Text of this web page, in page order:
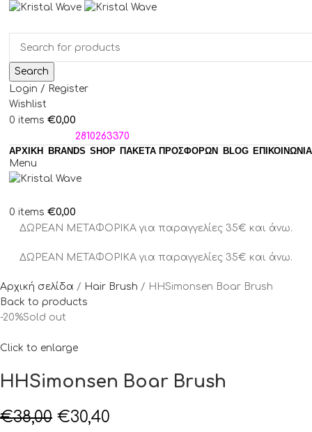
Search
Login / Register
Wishlist
0 items €0,00
2810263370
ΑΡΧΙΚΗ
BRANDS SHOP ΠΑΚΈΤΑ ΠΡΟΣΦΟΡΏΝ BLOG ΕΠΙΚΟΙΝΩΝΙΑ
Menu
0 items €0,00
ΔΩΡΕΑΝ ΜΕΤΑΦΟΡΙΚΑ για παραγγελίες 35€ και άνω.
ΔΩΡΕΑΝ ΜΕΤΑΦΟΡΙΚΑ για παραγγελίες 35€ και άνω.
Αρχική σελίδα Hair Brush
HHSimonsen Boar Brush
Back to products
-20%Sold out
Click to enlarge
HHSimonsen Boar Brush
€38,00 €30,40